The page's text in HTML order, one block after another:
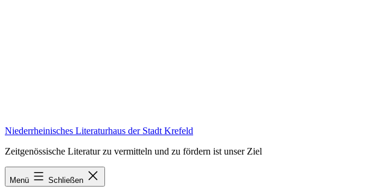
Niederrheinisches Literaturhaus der Stadt Krefeld
Zeitgenössische Literatur zu vermitteln und zu fördern ist unser Ziel
Menü Schließen